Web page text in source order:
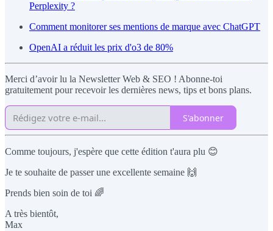
Perplexity ?
Comment monitorer ses mentions de marque avec ChatGPT
OpenAI a réduit les prix d'o3 de 80%
Merci d’avoir lu la Newsletter Web & SEO ! Abonne-toi
gratuitement pour recevoir les dernières news, tips et bons plans.
S'abonner
Comme toujours, j'espère que cette édition t'aura plu 😊
Je te souhaite de passer une excellente semaine 🙌
Prends bien soin de toi 🌈
A très bientôt,
Max